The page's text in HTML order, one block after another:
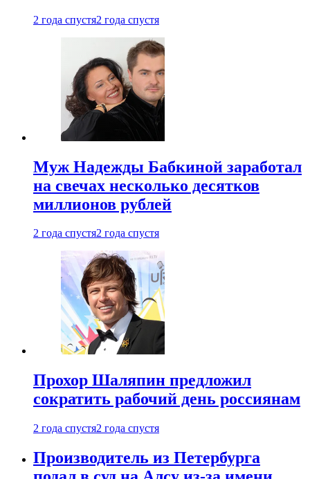
2 года спустя2 года спустя
Муж Надежды Бабкиной заработал
на свечах несколько десятков
миллионов рублей
2 года спустя2 года спустя
Прохор Шаляпин предложил
сократить рабочий день россиянам
2 года спустя2 года спустя
Производитель из Петербурга